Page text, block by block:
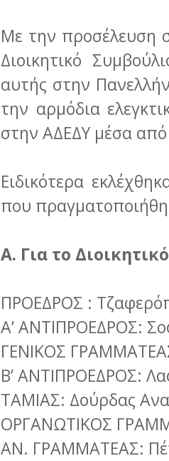
Με την προσέλευση
Διοικητικό
αυτής στην
την αρμόδια
στην ΑΔΕΔΥ μέσα από
Ειδικότερα
που
Α. Για το
ΠΡΟΕΔΡΟΣ :
Α’ ΑΝΤΙΠΡΟΕΔΡΟΣ:
ΓΕΝΙΚΟΣ
Β’ ΑΝΤΙΠΡΟΕΔΡΟΣ:
ΤΑΜΙΑΣ: Δούρδας
ΟΡΓΑΝΩΤΙΚΟΣ
ΑΝ. ΓΡΑΜΜΑΤΕΑΣ: